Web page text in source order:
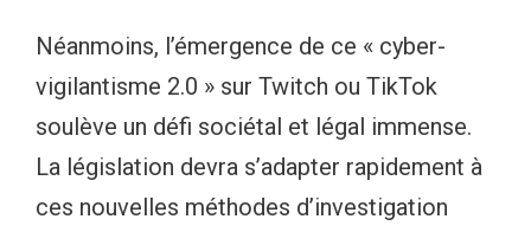
Néanmoins, l’émergence de ce « cyber-
vigilantisme 2.0 » sur Twitch ou TikTok
soulève un défi sociétal et légal immense.
La législation devra s’adapter rapidement à
ces nouvelles méthodes d’investigation